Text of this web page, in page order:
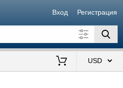
Вход Регистрация